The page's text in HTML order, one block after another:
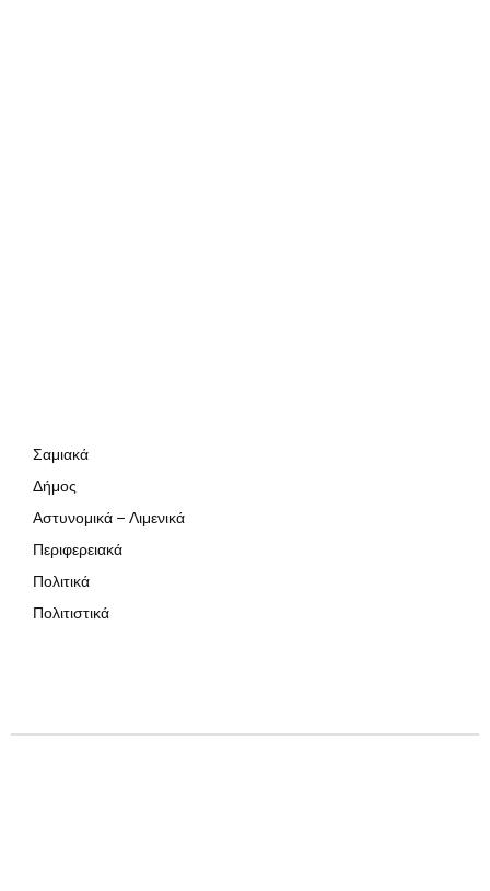
Σαμιακά
Δήμος
Αστυνομικά – Λιμενικά
Περιφερειακά
Πολιτικά
Πολιτιστικά